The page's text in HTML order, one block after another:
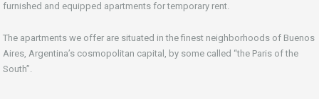
furnished and equipped apartments for temporary rent.
The apartments we offer are situated in the finest neighborhoods of Buenos
Aires, Argentina’s cosmopolitan capital, by some called “the Paris of the
South”.